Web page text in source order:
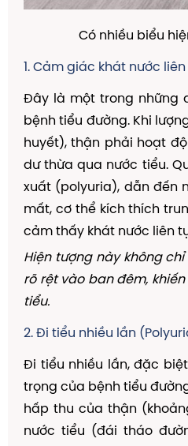
Có nhiều biểu
1. Cảm giác khát nước
Đây là một trong những
bệnh tiểu đường. Khi
huyết), thận phải hoạt
dư thừa qua nước tiểu.
xuất (polyuria), dẫn đến
mất, cơ thể kích thích
cảm thấy khát nước liên
Hiện tượng này không
rõ rệt vào ban đêm,
tiểu.
2. Đi tiểu nhiều lần
Đi tiểu nhiều lần, đặc
trọng của bệnh tiểu
hấp thu của thận
nước tiểu (đái tháo